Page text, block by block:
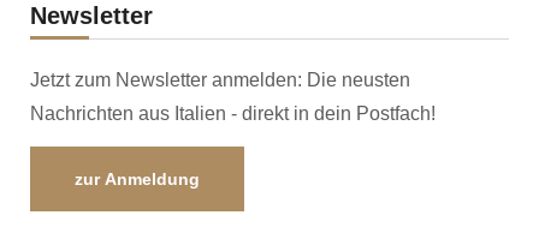
Newsletter
Jetzt zum Newsletter anmelden: Die neusten
Nachrichten aus Italien - direkt in dein Postfach!
zur Anmeldung